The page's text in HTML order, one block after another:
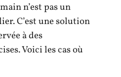
n’est pas un
C’est une solution
à des
Voici les cas où